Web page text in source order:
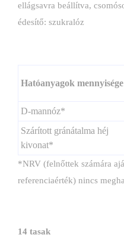
ellágsavra beállítva,
édesítő: szukralóz
Hatóanyagok mennyisége
D-mannóz*
Szárított gránátalma héj
kivonat*
*NRV (felnőttek számára
referenciaérték) nincs
14 tasak